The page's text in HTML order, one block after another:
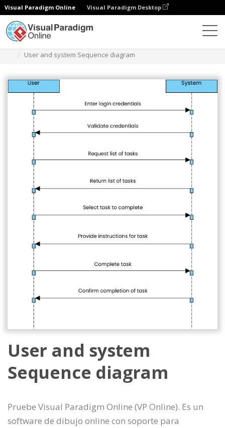
Visual Paradigm Online Visual Paradigm Desktop
User and system Sequence diagram
User and system
Sequence diagram
Pruebe Visual Paradigm Online (VP Online). Es un
software de dibujo online con soporte para